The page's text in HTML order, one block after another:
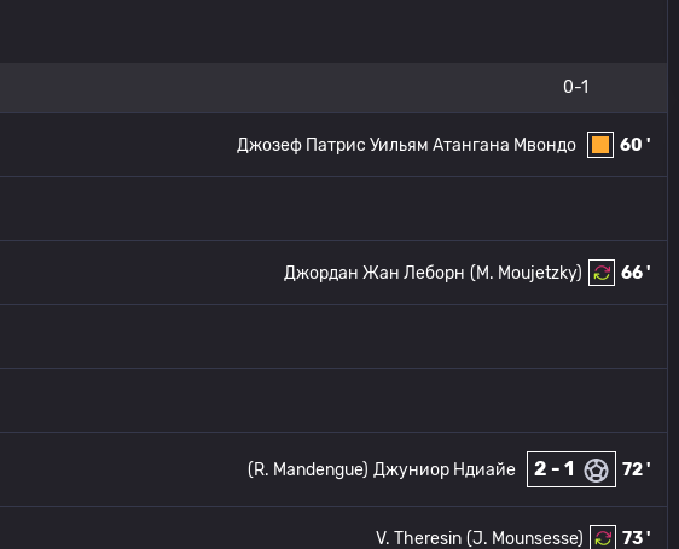
0-1
60 '
Джозеф Патрис Уильям Атангана Мвондо
66 '
(M. Moujetzky)
Джордан Жан Леборн
72 '
2 - 1
Джуниор Ндиайе
(R. Mandengue)
73 '
(J. Mounsesse)
V. Theresin